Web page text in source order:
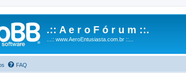
.:: A e r o F ó r u m ::.
...:: www.AeroEntusiasta.com.br ::...
FAQ